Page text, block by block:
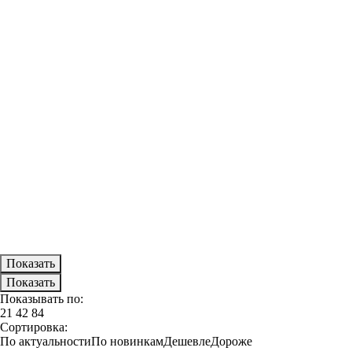
Показывать по:
21 42 84
Сортировка:
По актуальностиПо новинкамДешевлеДороже